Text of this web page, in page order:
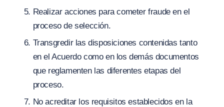
Realizar acciones para cometer fraude en el
proceso de selección.
Transgredir las disposiciones contenidas tanto
en el Acuerdo como en los demás documentos
que reglamenten las diferentes etapas del
proceso.
No acreditar los requisitos establecidos en la